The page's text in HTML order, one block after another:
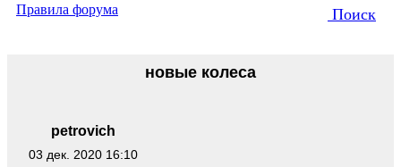
Правила форума Поиск
petrovich
03 дек. 2020 16:10
новые колеса